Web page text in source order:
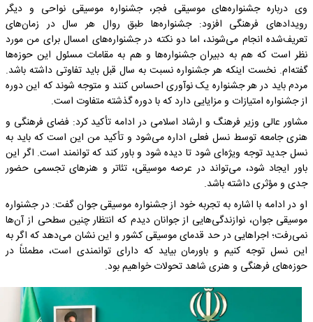
وی درباره جشنواره‌های موسیقی فجر، جشنواره موسیقی نواحی و دیگر
رویدادهای فرهنگی افزود: جشنواره‌ها طبق روال هر سال در زمان‌های
تعریف‌شده انجام می‌شوند، اما دو نکته در جشنواره‌های امسال برای من مورد
نظر است که هم به دبیران جشنواره‌ها و هم به مقامات مسئول این حوزه‌ها
گفته‌ام. نخست اینکه هر جشنواره نسبت به سال قبل باید تفاوتی داشته باشد.
مردم باید در هر جشنواره یک نوآوری احساس کنند و متوجه شوند که این دوره
از جشنواره امتیازات و مزایایی دارد که با دوره گذشته متفاوت است.
مشاور عالی وزیر فرهنگ و ارشاد اسلامی در ادامه تأکید کرد: فضای فرهنگی و
هنری جامعه توسط نسل فعلی اداره می‌شود و تأکید من این است که باید به
نسل جدید توجه ویژه‌ای شود تا دیده شود و باور کند که توانمند است. اگر این
باور ایجاد شود، می‌تواند در عرصه موسیقی، تئاتر و هنرهای تجسمی حضور
جدی و مؤثری داشته باشد.
او در ادامه با اشاره به تجربه خود از جشنواره موسیقی جوان گفت: در جشنواره
موسیقی جوان، نوازندگی‌هایی از جوانان دیدم که انتظار چنین سطحی از آن‌ها
نمی‌رفت؛ اجراهایی در حد قدمای موسیقی کشور و این نشان می‌دهد که اگر به
این نسل توجه کنیم و باورمان بیاید که دارای توانمندی است، مطمئناً در
حوزه‌های فرهنگی و هنری شاهد تحولات خواهیم بود.